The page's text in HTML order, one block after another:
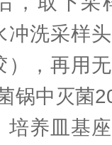
冲洗采样
），再用
锅中灭菌
培养皿基